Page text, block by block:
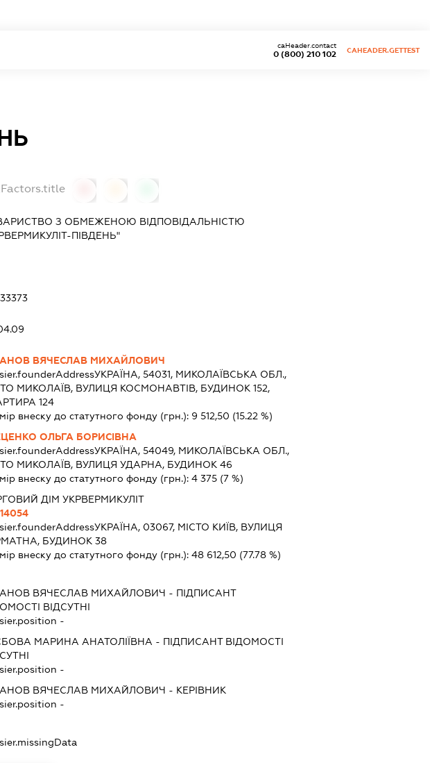
0 (800) 210 102
caHeader.contact
CAHEADER.GETTEST
З ОБМЕЖЕНОЮ ВІДПОВІДАЛЬНІСТЮ
ПІВДЕНЬ"
ВЯЧЕСЛАВ МИХАЙЛОВИЧ
УКРАЇНА, 54031, МИКОЛАЇВСЬКА ОБЛ.,
МИКОЛАЇВ, ВУЛИЦЯ КОСМОНАВТІВ, БУДИНОК 152,
124
внеску до статутного фонду (грн.): 9 512,50 (15.22 %)
ОЛЬГА БОРИСІВНА
УКРАЇНА, 54049, МИКОЛАЇВСЬКА ОБЛ.,
МИКОЛАЇВ, ВУЛИЦЯ УДАРНА, БУДИНОК 46
внеску до статутного фонду (грн.):4 375 (7 %)
ДІМ УКРВЕРМИКУЛІТ
УКРАЇНА, 03067, МІСТО КИЇВ, ВУЛИЦЯ
БУДИНОК 38
внеску до статутного фонду (грн.):48 612,50 (77.78 %)
ВЯЧЕСЛАВ МИХАЙЛОВИЧ - ПІДПИСАНТ
ВІДСУТНІ
-
МАРИНА АНАТОЛІЇВНА - ПІДПИСАНТВІДОМОСТІ
-
ВЯЧЕСЛАВ МИХАЙЛОВИЧ - КЕРІВНИК
-